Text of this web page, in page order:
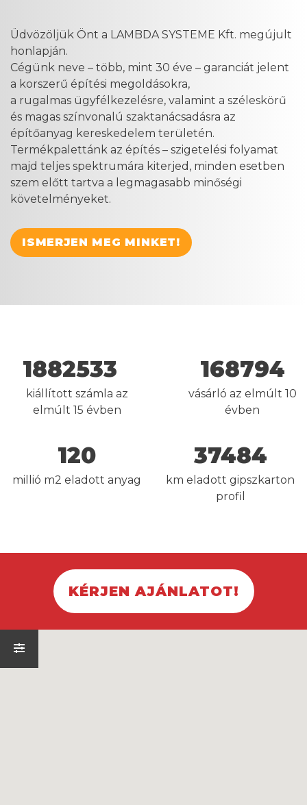
Üdvözöljük Önt a LAMBDA SYSTEME Kft. megújult
honlapján.
Cégünk neve – több, mint 30 éve – garanciát jelent
a korszerű építési megoldásokra,
a rugalmas ügyfélkezelésre, valamint a széleskörű
és magas színvonalú szaktanácsadásra az
építőanyag kereskedelem területén.
Termékpalettánk az építés – szigetelési folyamat
majd teljes spektrumára kiterjed, minden esetben
szem előtt tartva a legmagasabb minőségi
követelményeket.
ISMERJEN MEG MINKET!
1882533
kiállított számla az
elmúlt 15 évben
168794
vásárló az elmúlt 10
évben
120
millió m2 eladott anyag
37484
km eladott gipszkarton
profil
KÉRJEN AJÁNLATOT!